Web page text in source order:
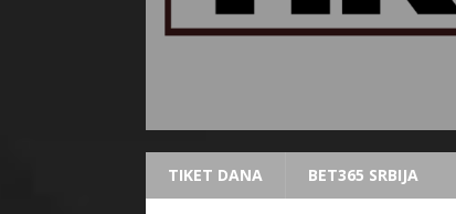
TIKET DANA BET365 SRBIJA